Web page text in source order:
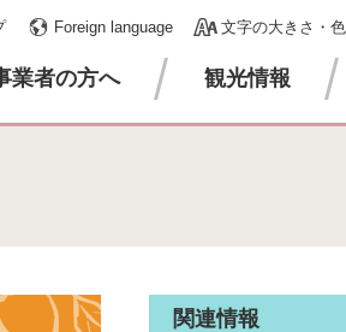
Foreign language 文字の大きさ・
業者の方へ 観光情報
関連情報